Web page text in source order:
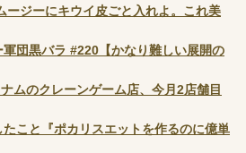
ージーにキウイ皮ごと入れよ。これ美
団黒バラ #220【かなり難しい展開の
ナムのクレーンゲーム店、今月2店舗目
こと『ポカリスエットを作るのに億単